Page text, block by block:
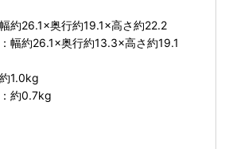
約26.1×奥行約19.1×高さ約22.2
幅約26.1×奥行約13.3×高さ約19.1
1.0kg
約0.7kg